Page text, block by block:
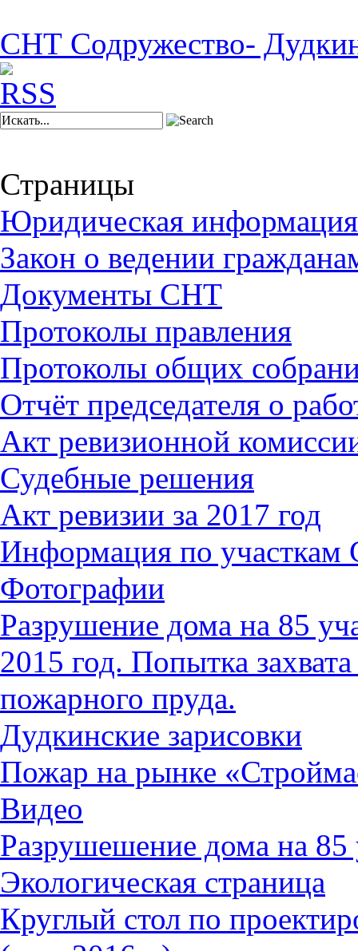
СНТ Содружество-
Страницы
Юридическая информация
Закон о ведении
Документы СНТ
Протоколы правления
Протоколы общих
Отчёт председателя о
Акт ревизионной
Судебные решения
Акт ревизии за 2017 год
Информация по
Фотографии
Разрушение дома на 85
2015 год. Попытка
пожарного пруда.
Дудкинские зарисовки
Пожар на рынке
Видео
Разрушешение дома на 85
Экологическая страница
Круглый стол по